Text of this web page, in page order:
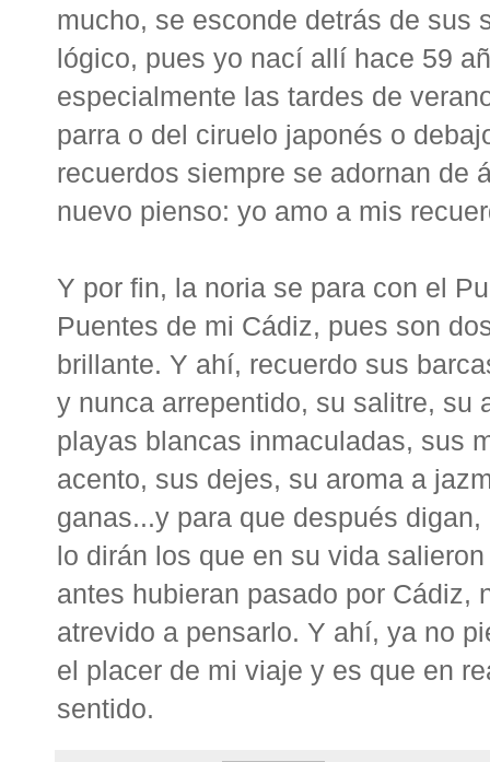
mucho, se esconde detrás de sus
lógico, pues yo nací allí hace 59
especialmente las tardes de
parra o del ciruelo japonés o
recuerdos siempre se adornan de
nuevo pienso: yo amo a mis
Y por fin, la noria se para con el
Puentes de mi Cádiz, pues son
brillante. Y ahí, recuerdo sus
y nunca arrepentido, su salitre, su
playas blancas inmaculadas, sus
acento, sus dejes, su aroma a
ganas...y para que después
lo dirán los que en su vida
antes hubieran pasado por Cádiz,
atrevido a pensarlo. Y ahí, ya no
el placer de mi viaje y es que en
sentido.